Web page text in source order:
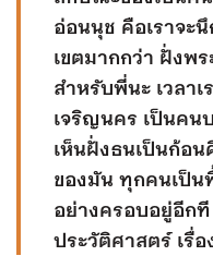
อ่อนนุช คือเราจะ
เขตมากกว่า ฝั่งพ
สำหรับพี่นะ เวลา
เจริญนคร เป็นคน
เห็นฝั่งธนเป็นก้อน
ของมัน ทุกคนเป็
อย่างครอบอยู่อีกที
ประวัติศาสตร์ เรื่